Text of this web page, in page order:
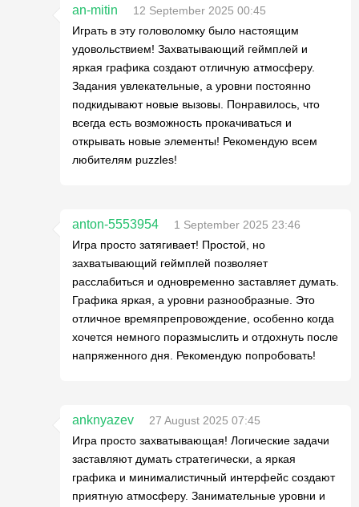
an-mitin
12 September 2025 00:45
Играть в эту головоломку было настоящим
удовольствием! Захватывающий геймплей и
яркая графика создают отличную атмосферу.
Задания увлекательные, а уровни постоянно
подкидывают новые вызовы. Понравилось, что
всегда есть возможность прокачиваться и
открывать новые элементы! Рекомендую всем
любителям puzzles!
anton-5553954
1 September 2025 23:46
Игра просто затягивает! Простой, но
захватывающий геймплей позволяет
расслабиться и одновременно заставляет думать.
Графика яркая, а уровни разнообразные. Это
отличное времяпрепровождение, особенно когда
хочется немного поразмыслить и отдохнуть после
напряженного дня. Рекомендую попробовать!
anknyazev
27 August 2025 07:45
Игра просто захватывающая! Логические задачи
заставляют думать стратегически, а яркая
графика и минималистичный интерфейс создают
приятную атмосферу. Занимательные уровни и